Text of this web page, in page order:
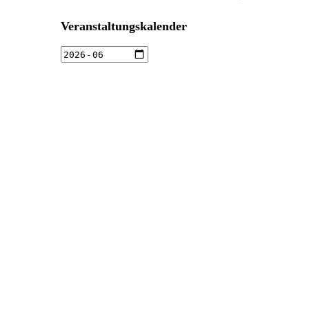
Veranstaltungskalender